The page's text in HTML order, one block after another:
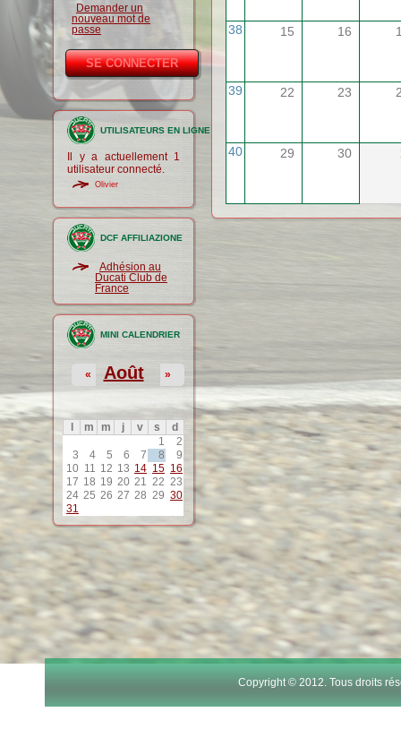
Demander un
nouveau mot de
passe
UTILISATEURS EN LIGNE
Il y a actuellement 1
utilisateur connecté.
Olivier
DCF AFFILIAZIONE
Adhésion au
Ducati Club de
France
MINI CALENDRIER
Août
« »
m m j v s
d
1
2
3
4 5 6 7 8
9
10 11 12 13 14 15 16
17 18 19 20 21 22 23
24 25 26 27 28 29 30
31
38 15 16
39 22 23
40 29 30
Copyright © 2012. Tous droits